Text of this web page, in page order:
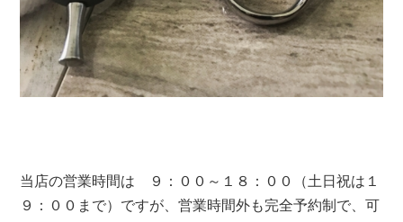
当店の営業時間は ９：００～１８：００（土日祝は１
９：００まで）ですが、営業時間外も完全予約制で、可